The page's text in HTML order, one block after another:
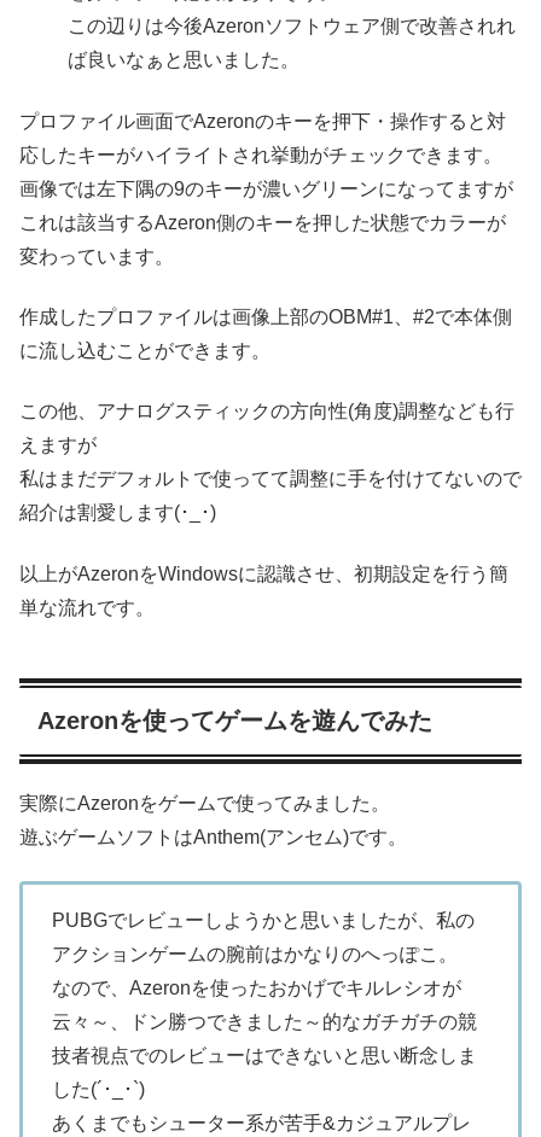
この辺りは今後Azeronソフトウェア側で改善されれ
ば良いなぁと思いました。
プロファイル画面でAzeronのキーを押下・操作すると対
応したキーがハイライトされ挙動がチェックできます。
画像では左下隅の9のキーが濃いグリーンになってますが
これは該当するAzeron側のキーを押した状態でカラーが
変わっています。
作成したプロファイルは画像上部のOBM#1、#2で本体側
に流し込むことができます。
この他、アナログスティックの方向性(角度)調整なども行
えますが
私はまだデフォルトで使ってて調整に手を付けてないので
紹介は割愛します(･_･)
以上がAzeronをWindowsに認識させ、初期設定を行う簡
単な流れです。
Azeronを使ってゲームを遊んでみた
実際にAzeronをゲームで使ってみました。
遊ぶゲームソフトはAnthem(アンセム)です。
PUBGでレビューしようかと思いましたが、私の
アクションゲームの腕前はかなりのへっぽこ。
なので、Azeronを使ったおかげでキルレシオが
云々～、ドン勝つできました～的なガチガチの競
技者視点でのレビューはできないと思い断念しま
した(´･_･`)
あくまでもシューター系が苦手&カジュアルプレ